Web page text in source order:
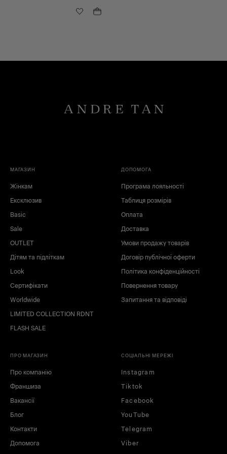
МАГАЗИН
Жінкам
Ексклюзив
Basic
Sale
OUTLET
Дітям та підліткам
Look
Сертифікати
Worldwide
LIMITED COLLECTION RDNT
FLASH SALE
ДОПОМОГА
Програма лояльності
Таблиця розмірів
Оплата
Доставка
Умови продажу товарів
Договір публічної оферти
Політика конфіденційності
Повернення товару
Запитання та відповіді
ПРО МАГАЗИН
Про компанію
Франшиза
Вакансії
Блог
Контакти
Допомога
СОЦІАЛЬНІ МЕРЕЖІ
Instagram
Tiktok
Facebook
YouTube
Telegram
Viber